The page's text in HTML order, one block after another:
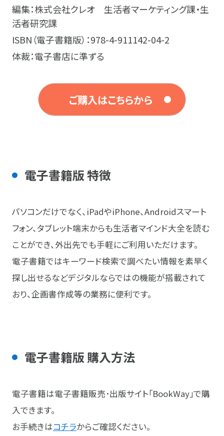
編集：株式会社クレオ 生活者マーケティング課・生
活者研究課
ISBN（電子書籍版）：978-4-911142-04-2
体裁：電子書店に準ずる
ご購入はこちらから
電子書籍版 特徴
パソコンだけでなく、iPadやiPhone、Androidスマート
フォン、タブレット端末からも生活者マインド大全を読む
ことができ、外出先でも手軽にご利用いただけます。
電子書籍ではキーワード検索で調べたい情報を素早く
探し出せるなどデジタルならではの機能が搭載されて
おり、企画書作成等の業務に便利です。
電子書籍版 購入方法
電子書籍は電子書籍販売･出版サイト｢BookWay｣で購
入できます。
お手続きはコチラからご確認ください。